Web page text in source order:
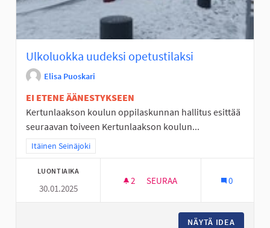
Ulkoluokka uudeksi opetustilaksi
Elisa Puoskari
EI ETENE ÄÄNESTYKSEEN
Kertunlaakson koulun oppilaskunnan hallitus esittää
seuraavan toiveen Kertunlaakson koulun...
Rajaa tulokset teeman mukaan: Itäinen Seinäjoki
Itäinen Seinäjoki
LUONTIAIKA
30.01.2025
2 2 SEURAAJAA
SEURAA 0
NÄYTÄ IDEA